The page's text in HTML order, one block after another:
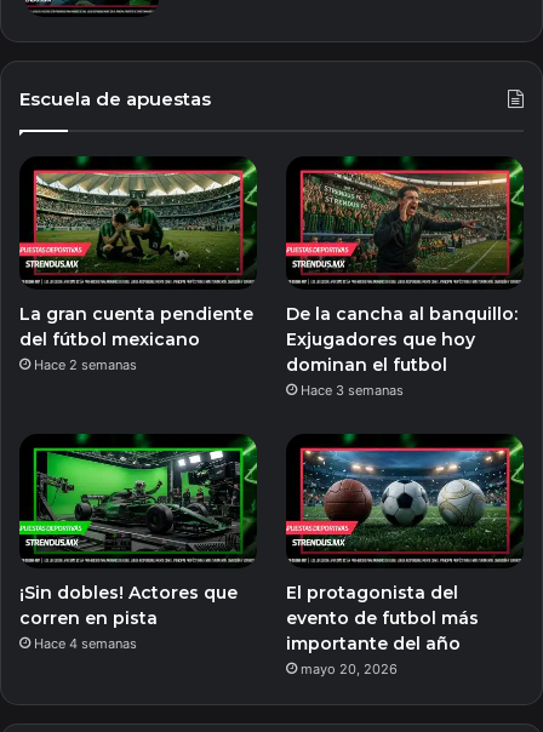
Escuela de apuestas
La gran cuenta pendiente
del fútbol mexicano
Hace 2 semanas
De la cancha al banquillo:
Exjugadores que hoy
dominan el futbol
Hace 3 semanas
¡Sin dobles! Actores que
corren en pista
Hace 4 semanas
El protagonista del
evento de futbol más
importante del año
mayo 20, 2026